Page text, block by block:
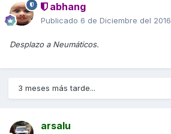
abhang
Publicado 6 de Diciembre del 2016
Desplazo a Neumáticos.
3 meses más tarde...
arsalu